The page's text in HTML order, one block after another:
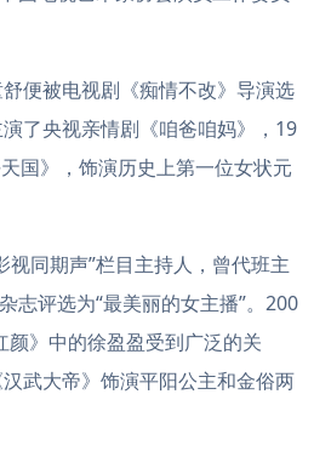
便被电视剧《痴情不改》导演选
了央视亲情剧《咱爸咱妈》，19
国》，饰演历史上第一位女状元
视同期声”栏目主持人，曾代班主
志评选为“最美丽的女主播”。200
》中的徐盈盈受到广泛的关
武大帝》饰演平阳公主和金俗两